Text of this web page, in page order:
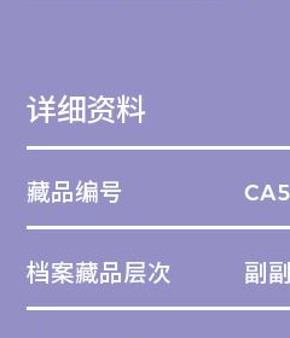
详细资料
藏品编号
档案藏品层次 副